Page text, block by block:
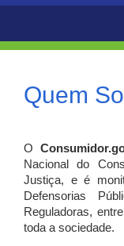
Quem
O
Nacional do
Justiça, e é
Defensorias
Reguladoras,
toda a sociedade.